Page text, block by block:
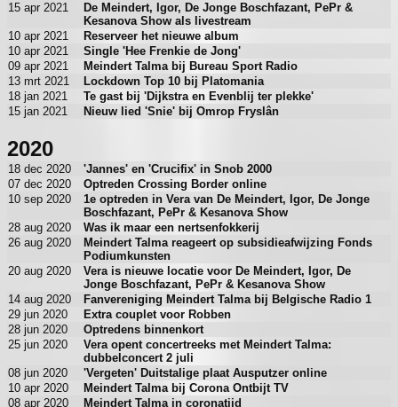
15 apr 2021
De Meindert, Igor, De Jonge Boschfazant, PePr &
Kesanova Show als livestream
10 apr 2021
Reserveer het nieuwe album
10 apr 2021
Single 'Hee Frenkie de Jong'
09 apr 2021
Meindert Talma bij Bureau Sport Radio
13 mrt 2021
Lockdown Top 10 bij Platomania
18 jan 2021
Te gast bij 'Dijkstra en Evenblij ter plekke'
15 jan 2021
Nieuw lied 'Snie' bij Omrop Fryslân
2020
18 dec 2020
'Jannes' en 'Crucifix' in Snob 2000
07 dec 2020
Optreden Crossing Border online
10 sep 2020
1e optreden in Vera van De Meindert, Igor, De Jonge
Boschfazant, PePr & Kesanova Show
28 aug 2020
Was ik maar een nertsenfokkerij
26 aug 2020
Meindert Talma reageert op subsidieafwijzing Fonds
Podiumkunsten
20 aug 2020
Vera is nieuwe locatie voor De Meindert, Igor, De
Jonge Boschfazant, PePr & Kesanova Show
14 aug 2020
Fanvereniging Meindert Talma bij Belgische Radio 1
29 jun 2020
Extra couplet voor Robben
28 jun 2020
Optredens binnenkort
25 jun 2020
Vera opent concertreeks met Meindert Talma:
dubbelconcert 2 juli
08 jun 2020
'Vergeten' Duitstalige plaat Ausputzer online
10 apr 2020
Meindert Talma bij Corona Ontbijt TV
08 apr 2020
Meindert Talma in coronatijd